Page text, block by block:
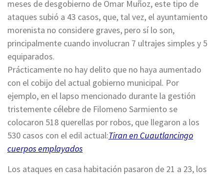
meses de desgobierno de Omar Muñoz, este tipo de
ataques subió a 43 casos, que, tal vez, el ayuntamiento
morenista no considere graves, pero sí lo son,
principalmente cuando involucran 7 ultrajes simples y 5
equiparados.
Prácticamente no hay delito que no haya aumentado
con el cobijo del actual gobierno municipal. Por
ejemplo, en el lapso mencionado durante la gestión
tristemente célebre de Filomeno Sarmiento se
colocaron 518 querellas por robos, que llegaron a los
530 casos con el edil actual:Tiran en Cuautlancingo
cuerpos emplayados
Los ataques en casa habitación pasaron de 21 a 23, los